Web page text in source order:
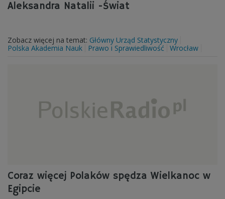
Aleksandra Natalii -Świat
Zobacz więcej na temat: Główny Urząd Statystyczny
Polska Akademia Nauk
Prawo i Sprawiedliwość Wrocław
Coraz więcej Polaków spędza Wielkanoc w
Egipcie